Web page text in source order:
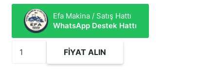
Efa Makina / Satış Hattı
WhatsApp Destek Hattı
2422540
FIYAT ALIN